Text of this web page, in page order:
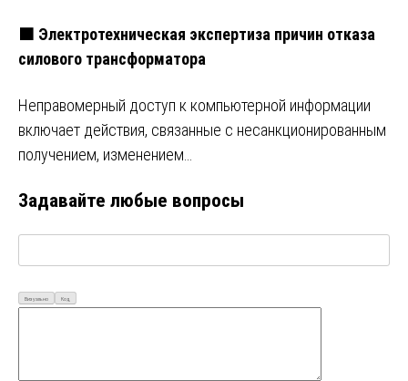
🟧 Электротехническая экспертиза причин отказа
силового трансформатора
Неправомерный доступ к компьютерной информации
включает действия, связанные с несанкционированным
получением, изменением…
Задавайте любые вопросы
Визуально Код